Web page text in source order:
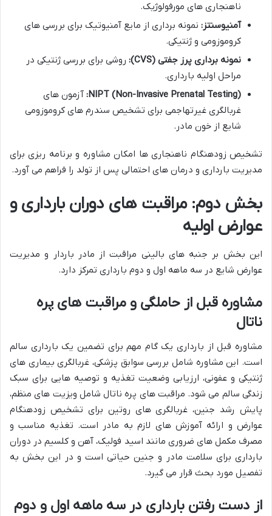
ناهنجاری های مورفولوژیک.
آمنیوسنتز: نمونه برداری از مایع آمنیوتیک برای بررسی های
کروموزومی و ژنتیکی.
نمونه برداری پرز جفتی (CVS):
روشی برای بررسی ژنتیکی در
مراحل اولیه بارداری.
NIPT (Non-Invasive Prenatal Testing): آزمون های
غربالگری غیرتهاجمی برای تشخیص سندرم های کروموزومی
شایع از خون مادر.
تشخیص زودهنگام ناهنجاری ها امکان مشاوره و برنامه ریزی برای
مدیریت بارداری و درمان های احتمالی پس از تولد را فراهم می آورد.
بخش دوم: مراقبت های دوران بارداری و
عوارض اولیه
این بخش بر جنبه های بالینی مراقبت از مادر باردار و مدیریت
عوارض شایع در سه ماهه اول و دوم بارداری تمرکز دارد.
مشاوره قبل از حاملگی و مراقبت های پره
ناتال
مشاوره قبل از بارداری یک گام مهم برای تضمین یک بارداری سالم
است. این مشاوره شامل بررسی سوابق پزشکی، غربالگری بیماری های
ژنتیکی و عفونی، ارزیابی وضعیت تغذیه و توصیه هایی برای سبک
زندگی سالم می شود. مراقبت های پره ناتال شامل ویزیت های منظم،
پایش رشد جنین، غربالگری های روتین برای تشخیص زودهنگام
عوارض و ارائه آموزش های لازم به مادر است. تغذیه مناسب و
مصرف مکمل های ضروری مانند اسید فولیک، آهن و کلسیم در دوران
بارداری برای سلامت مادر و جنین حیاتی است و در این بخش به
تفصیل مورد بحث قرار می گیرد.
از دست رفتن بارداری در سه ماهه اول و دوم